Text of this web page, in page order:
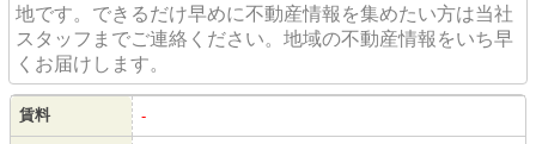
地です。できるだけ早めに不動産情報を集めたい方は当社
スタッフまでご連絡ください。地域の不動産情報をいち早
くお届けします。
賃料 -